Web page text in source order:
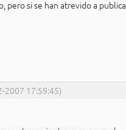
pero si se han atrevido a
2007 17:59:45)